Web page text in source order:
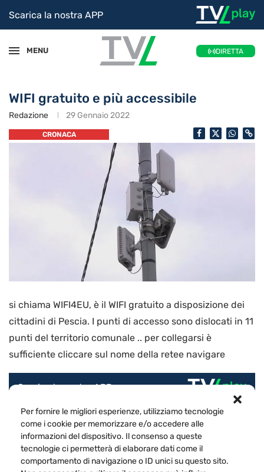
Scarica la nostra APP
MENU DIRETTA
WIFI gratuito e più accessibile
Redazione 29 Gennaio 2022
CRONACA
si chiama WIFI4EU, è il WIFI gratuito a disposizione dei
cittadini di Pescia. I punti di accesso sono dislocati in 11
punti del territorio comunale .. per collegarsi è
sufficiente cliccare sul nome della retee navigare